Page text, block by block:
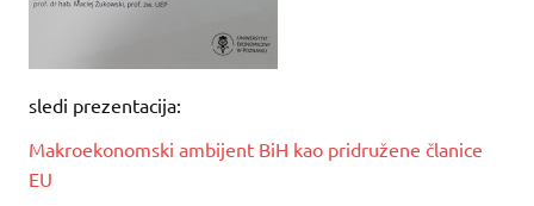
sledi prezentacija:
Makroekonomski ambijent BiH kao pridružene članice
EU